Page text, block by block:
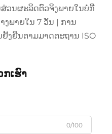
ວນຜະລິດຕົວຈິງພາຍໃນບໍ່ກີ່
ງພາຍໃນ 7 ວັນ | ການ
ງຢືນຕາມມາດຕະຖານ ISO
ເຮົາ
0/100